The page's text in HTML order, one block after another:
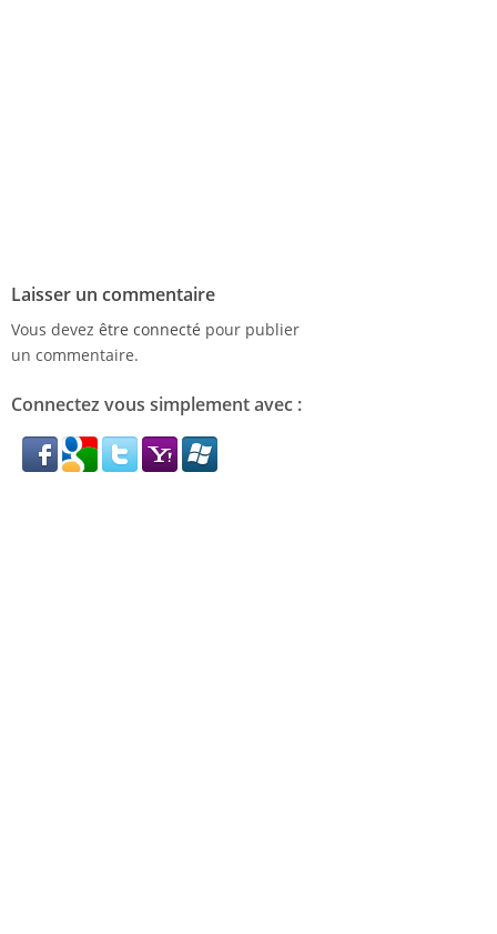
Laisser un commentaire
Vous devez être connecté pour publier
un commentaire.
Connectez vous simplement avec :